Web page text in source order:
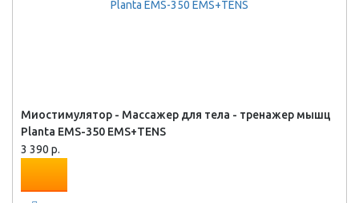
Миостимулятор - Массажер для тела - тренажер мышц
Planta EMS-350 EMS+TENS
3 390 р.